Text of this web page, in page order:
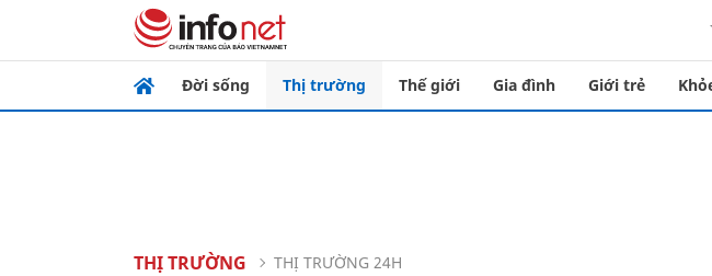
Đời sống Thị trường Thế giới Gia đình Giới trẻ
THỊ TRƯỜNG THỊ TRƯỜNG 24H